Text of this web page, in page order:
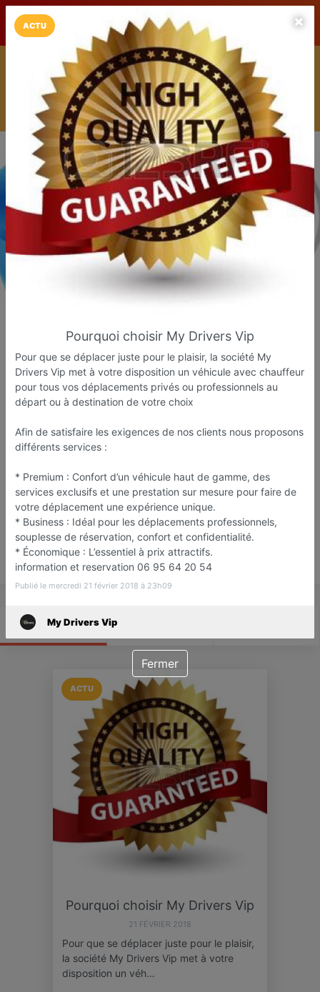
LaCarte Play Store
Installez l'App LaCarte
Téléchargez gratuitement l'app LaCarte pour suivre vos
commerces favoris et ne rien rater !
Télécharger Plus tard
My Drivers Vip
VTC / Taxi / transport de personnes
Ouvert jusqu'à minuit
Save
Actualité
ACTU
Pourquoi choisir My Drivers Vip
21 FÉVRIER 2018
Pour que se déplacer juste pour le plaisir,
la société My Drivers Vip met à votre
disposition un véh…
ACTU
Pourquoi choisir My Drivers Vip
Pour que se déplacer juste pour le plaisir, la société My
Drivers Vip met à votre disposition un véhicule avec chauffeur
pour tous vos déplacements privés ou professionnels au
départ ou à destination de votre choix
Afin de satisfaire les exigences de nos clients nous proposons
différents services :
* Premium : Confort d’un véhicule haut de gamme, des
services exclusifs et une prestation sur mesure pour faire de
votre déplacement une expérience unique.
* Business : Idéal pour les déplacements professionnels,
souplesse de réservation, confort et confidentialité.
* Économique : L’essentiel à prix attractifs.
information et reservation 06 95 64 20 54
Publié le mercredi 21 février 2018 à 23h09
My Drivers Vip
Fermer